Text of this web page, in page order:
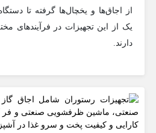
از اجاق‌ها و یخچال‌ها گرفته تا
یک از این تجهیزات در فرآیندهای
دارند.